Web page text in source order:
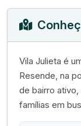
Vila Julieta é
Resende, na
de bairro
famílias em